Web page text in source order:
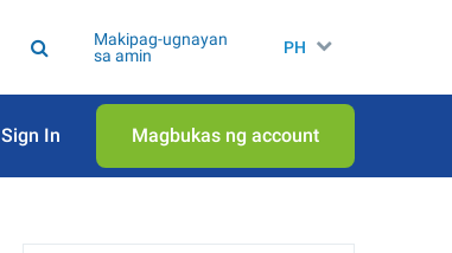
Makipag-ugnayan
sa amin
PH
Sign In Magbukas ng account